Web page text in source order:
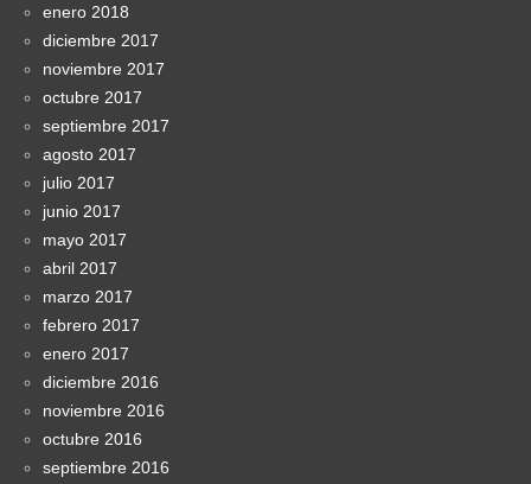
enero 2018
diciembre 2017
noviembre 2017
octubre 2017
septiembre 2017
agosto 2017
julio 2017
junio 2017
mayo 2017
abril 2017
marzo 2017
febrero 2017
enero 2017
diciembre 2016
noviembre 2016
octubre 2016
septiembre 2016